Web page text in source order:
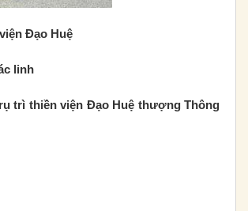
Đạo Huệ
linh
trì thiền viện Đạo Huệ thượng Thông